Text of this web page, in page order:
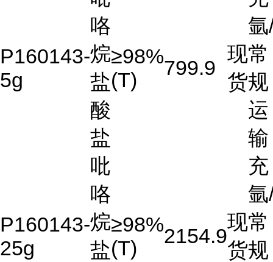
P160143-
5g
咯
烷
盐
酸
盐
≥98%
(T)
799.9
现
货
氩
常
规
运
输
P160143-
25g
吡
咯
烷
盐
≥98%
(T)
2154.9
现
货
充
氩
常
规